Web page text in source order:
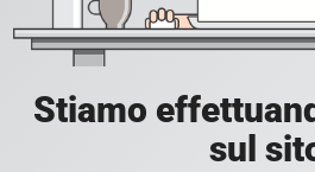
Stiamo
sul